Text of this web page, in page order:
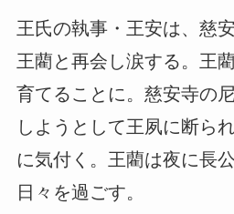
王氏の執事・王安は、慈
王藺と再会し涙する。王
育てることに。慈安寺の
しようとして王夙に断ら
に気付く。王藺は夜に長
日々を過ごす。